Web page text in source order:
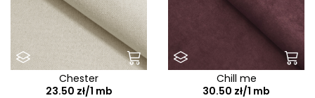
Chester
23.50 zł/1 mb
Chill me
30.50 zł/1 mb